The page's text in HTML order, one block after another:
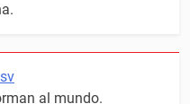
al mundo.